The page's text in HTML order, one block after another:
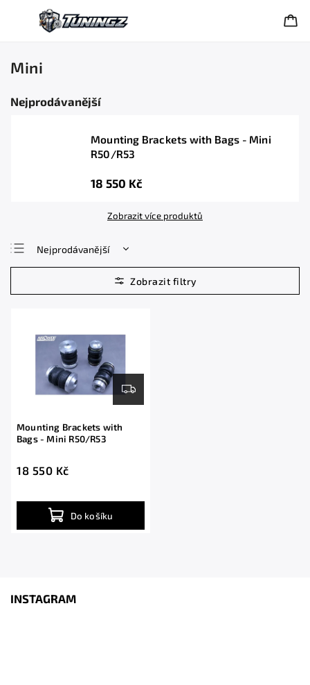
Mini
Nejprodávanější
Mounting Brackets with Bags - Mini
R50/R53
18 550 Kč
Zobrazit více produktů
Nejprodávanější
Nejlevnější
Nejdražší
Mounting Brackets with
Bags - Mini R50/R53
18 550 Kč
Do košíku
INSTAGRAM